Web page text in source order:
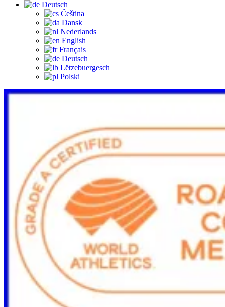
Deutsch
Čeština‎
Dansk
Nederlands
English
Français
Deutsch
Lëtzebuergesch
Polski